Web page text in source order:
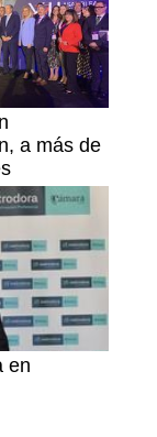
a más de
en